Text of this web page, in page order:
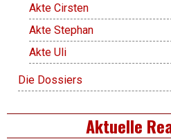
Akte Cirsten
Akte Stephan
Akte Uli
Die Dossiers
Aktuelle